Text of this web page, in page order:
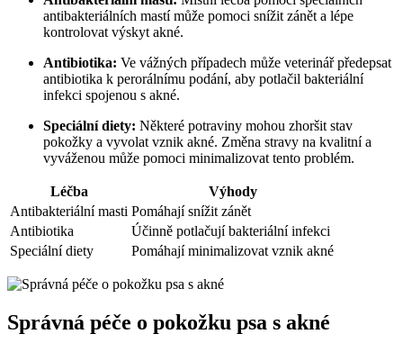
antibakteriálních mastí může pomoci snížit zánět a lépe
kontrolovat výskyt akné.
Antibiotika: Ve vážných případech může veterinář předepsat
antibiotika k perorálnímu podání, aby potlačil bakteriální
infekci spojenou s akné.
Speciální diety: Některé potraviny mohou zhoršit stav
pokožky a vyvolat vznik akné. Změna stravy na kvalitní a
vyváženou může pomoci minimalizovat tento problém.
Léčba
Výhody
Antibakteriální masti Pomáhají snížit zánět
Antibiotika
Účinně potlačují bakteriální infekci
Speciální diety
Pomáhají minimalizovat vznik akné
Správná péče o pokožku psa s akné